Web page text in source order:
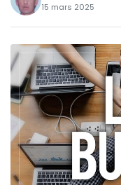
15 mars 2025